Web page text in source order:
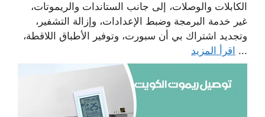
الكابلات والوصلات، إلى جانب الستاندات والريموتات،
غير خدمة البرمجة وضبط الإعدادات، وإزالة التشفير،
وتجديد اشتراك بي أن سبورت، وتوفير الأطباق اللاقطة،
... اقرأ المزيد